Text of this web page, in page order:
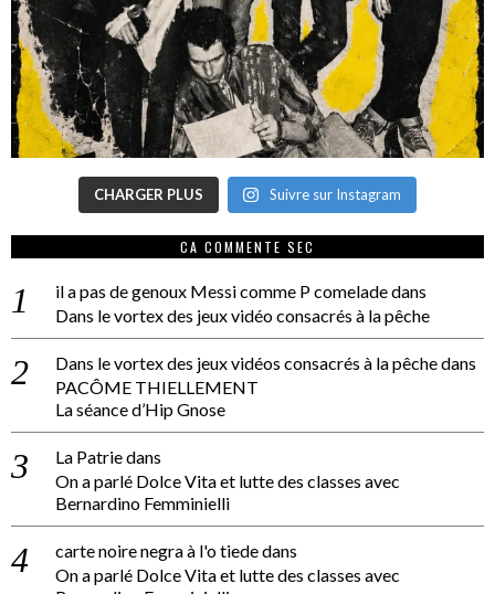
CHARGER PLUS Suivre sur Instagram
CA COMMENTE SEC
il a pas de genoux Messi comme P comeladedans
Dans le vortex des jeux vidéo consacrés à la pêche
Dans le vortex des jeux vidéos consacrés à la pêchedans
PACÔME THIELLEMENT
La séance d’Hip Gnose
La Patriedans
On a parlé Dolce Vita et lutte des classes avec
Bernardino Femminielli
carte noire negra à l'o tiededans
On a parlé Dolce Vita et lutte des classes avec